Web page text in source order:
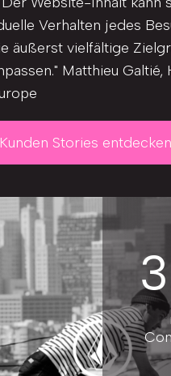
Verhalten jedes
äußerst vielfältige
Matthieu Galtié,
Stories entdecken